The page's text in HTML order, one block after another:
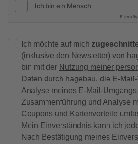
Ich möchte auf mich
(inklusive den Newsletter) von
bin mit der Nutzung meiner
Daten durch hagebau, die E-
Analyse meines E-Mail-
Zusammenführung und Analyse
Coupons und Kartenvorteile
Mein Einverständnis kann ich
Nach Bestätigung meines